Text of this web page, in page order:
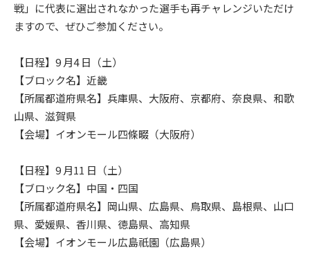
戦」に代表に選出されなかった選手も再チャレンジいただけ
ますので、ぜひご参加ください。
【日程】9 月4 日（土）
【ブロック名】近畿
【所属都道府県名】兵庫県、大阪府、京都府、奈良県、和歌
山県、滋賀県
【会場】イオンモール四條畷（大阪府）
【日程】9 月11 日（土）
【ブロック名】中国・四国
【所属都道府県名】岡山県、広島県、鳥取県、島根県、山口
県、愛媛県、香川県、徳島県、高知県
【会場】イオンモール広島祇園（広島県）